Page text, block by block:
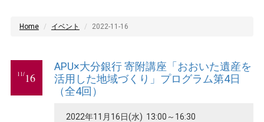
Home イベント 2022-11-16
11/16
APU×大分銀行 寄附講座「おおいた遺産を
活用した地域づくり」プログラム第4日
（全4回）
2022年11月16日(水) 13:00～16:30